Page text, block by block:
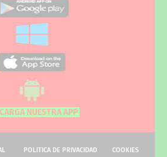
NUESTRA APP
POLITICA DE PRIVACIDAD COOKIES